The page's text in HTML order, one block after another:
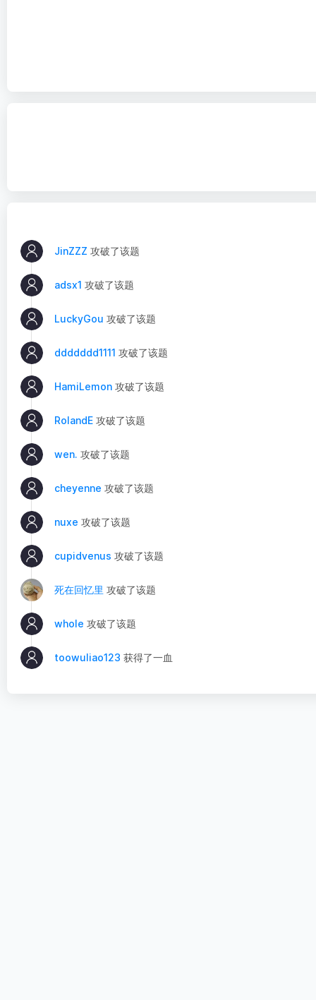
JinZZZ 攻破了该题
adsx1 攻破了该题
LuckyGou 攻破了该题
ddddddd1111 攻破了该题
HamiLemon 攻破了该题
RolandE 攻破了该题
wen. 攻破了该题
cheyenne 攻破了该题
nuxe 攻破了该题
cupidvenus 攻破了该题
死在回忆里 攻破了该题
whole 攻破了该题
toowuliao123 获得了一血